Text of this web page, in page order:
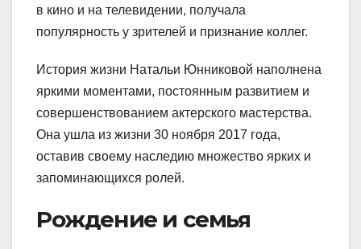
в кино и на телевидении, получала
популярность у зрителей и признание коллег.
История жизни Натальи Юнниковой наполнена
яркими моментами, постоянным развитием и
совершенствованием актерского мастерства.
Она ушла из жизни 30 ноября 2017 года,
оставив своему наследию множество ярких и
запоминающихся ролей.
Рождение и семья